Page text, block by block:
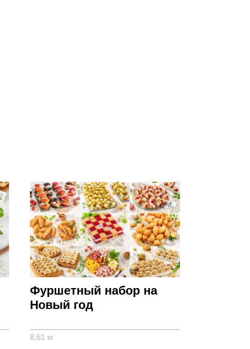
Фуршетный набор на
Новый год
8,61 кг